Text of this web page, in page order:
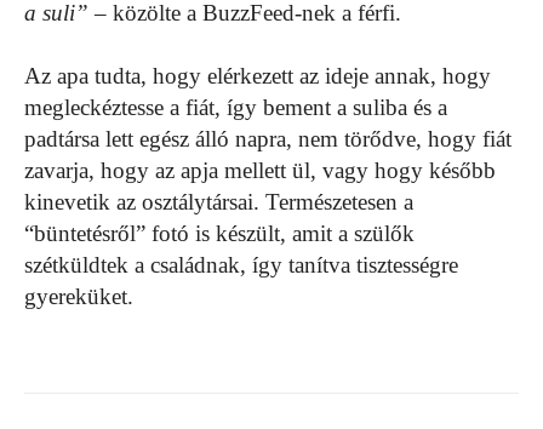
a suli” – közölte a BuzzFeed-nek a férfi.
Az apa tudta, hogy elérkezett az ideje annak, hogy
megleckéztesse a fiát, így bement a suliba és a
padtársa lett egész álló napra, nem törődve, hogy fiát
zavarja, hogy az apja mellett ül, vagy hogy később
kinevetik az osztálytársai. Természetesen a
“büntetésről” fotó is készült, amit a szülők
szétküldtek a családnak, így tanítva tisztességre
gyereküket.